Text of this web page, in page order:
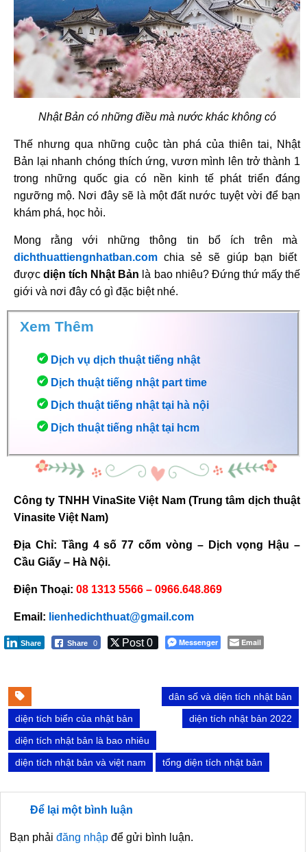
Nhật Bản có những điều mà nước khác không có
Thế nhưng qua những cuộc tàn phá của thiên tai, Nhật
Bản lại nhanh chóng thích ứng, vươn mình lên trở thành 1
trong những quốc gia có nền kinh tế phát triển đáng
ngưỡng mộ. Nơi đây sẽ là một đất nước tuyệt vời để bạn
khám phá, học hỏi.
Mong rằng với những thông tin bổ ích trên mà
dichthuattiengnhatban.com chia sẻ sẽ giúp bạn biết
đượcdiện tích Nhật Bản là bao nhiêu? Đứng thứ mấy thế
giới và nơi đây có gì đặc biệt nhé.
Xem Thêm
Dịch vụ dịch thuật tiếng nhật
Dịch thuật tiếng nhật part time
Dịch thuật tiếng nhật tại hà nội
Dịch thuật tiếng nhật tại hcm
Công ty TNHH VinaSite Việt Nam (Trung tâm dịch thuật
Vinasite Việt Nam)
Địa Chỉ: Tầng 4 số 77 cốm vòng – Dịch vọng Hậu –
Cầu Giấy – Hà Nội.
Điện Thoại: 08 1313 5566 – 0966.648.869
Email: lienhedichthuat@gmail.com
Share 0 Post 0 Messenger Email
Share
dân số và diện tích nhật bản
diện tích biển của nhật bản
diện tích nhật bản 2022
diện tích nhật bản là bao nhiêu
diện tích nhật bản và việt nam
tổng diện tích nhật bản
Để lại một bình luận
Bạn phảiđăng nhập để gửi bình luận.